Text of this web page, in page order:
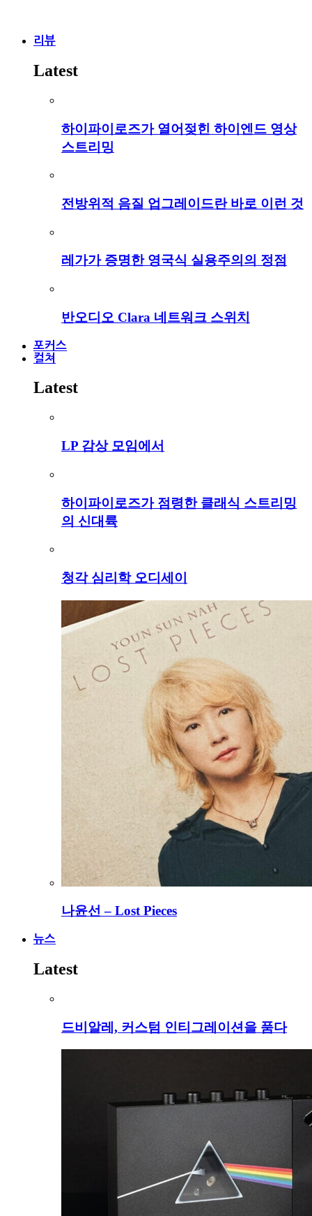
리뷰
Latest
하이파이로즈가 열어젖힌 하이엔드 영상
스트리밍
전방위적 음질 업그레이드란 바로 이런 것
레가가 증명한 영국식 실용주의의 정점
반오디오 Clara 네트워크 스위치
포커스
컬쳐
Latest
LP 감상 모임에서
하이파이로즈가 점령한 클래식 스트리밍
의 신대륙
청각 심리학 오디세이
나윤선 – Lost Pieces
뉴스
Latest
드비알레, 커스텀 인티그레이션을 품다